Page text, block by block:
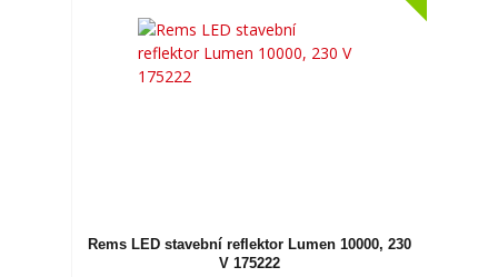
Rems LED stavební reflektor Lumen 10000, 230
V 175222